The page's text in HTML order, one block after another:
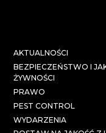
AKTUALNOŚCI
BEZPIECZEŃSTWO I
ŻYWNOŚCI
PRAWO
PEST CONTROL
WYDARZENIA